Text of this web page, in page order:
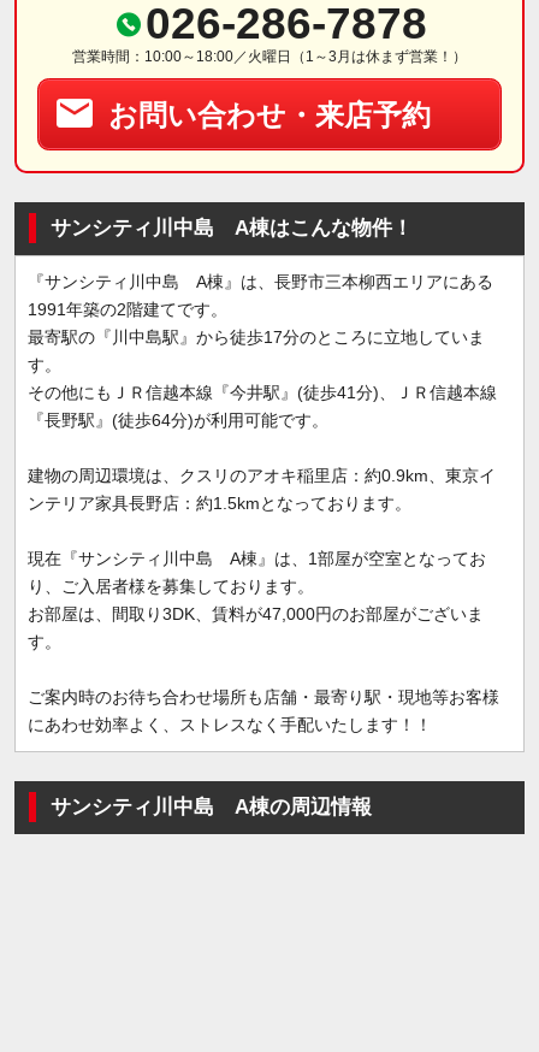
026-286-7878
営業時間：10:00～18:00／火曜日（1～3月は休まず営業！）
お問い合わせ・来店予約
サンシティ川中島 A棟はこんな物件！
『サンシティ川中島 A棟』は、長野市三本柳西エリアにある
1991年築の2階建てです。
最寄駅の『川中島駅』から徒歩17分のところに立地していま
す。
その他にもＪＲ信越本線『今井駅』(徒歩41分)、ＪＲ信越本線
『長野駅』(徒歩64分)が利用可能です。
建物の周辺環境は、クスリのアオキ稲里店：約0.9km、東京イ
ンテリア家具長野店：約1.5kmとなっております。
現在『サンシティ川中島 A棟』は、1部屋が空室となってお
り、ご入居者様を募集しております。
お部屋は、間取り3DK、賃料が47,000円のお部屋がございま
す。
ご案内時のお待ち合わせ場所も店舗・最寄り駅・現地等お客様
にあわせ効率よく、ストレスなく手配いたします！！
サンシティ川中島 A棟の周辺情報